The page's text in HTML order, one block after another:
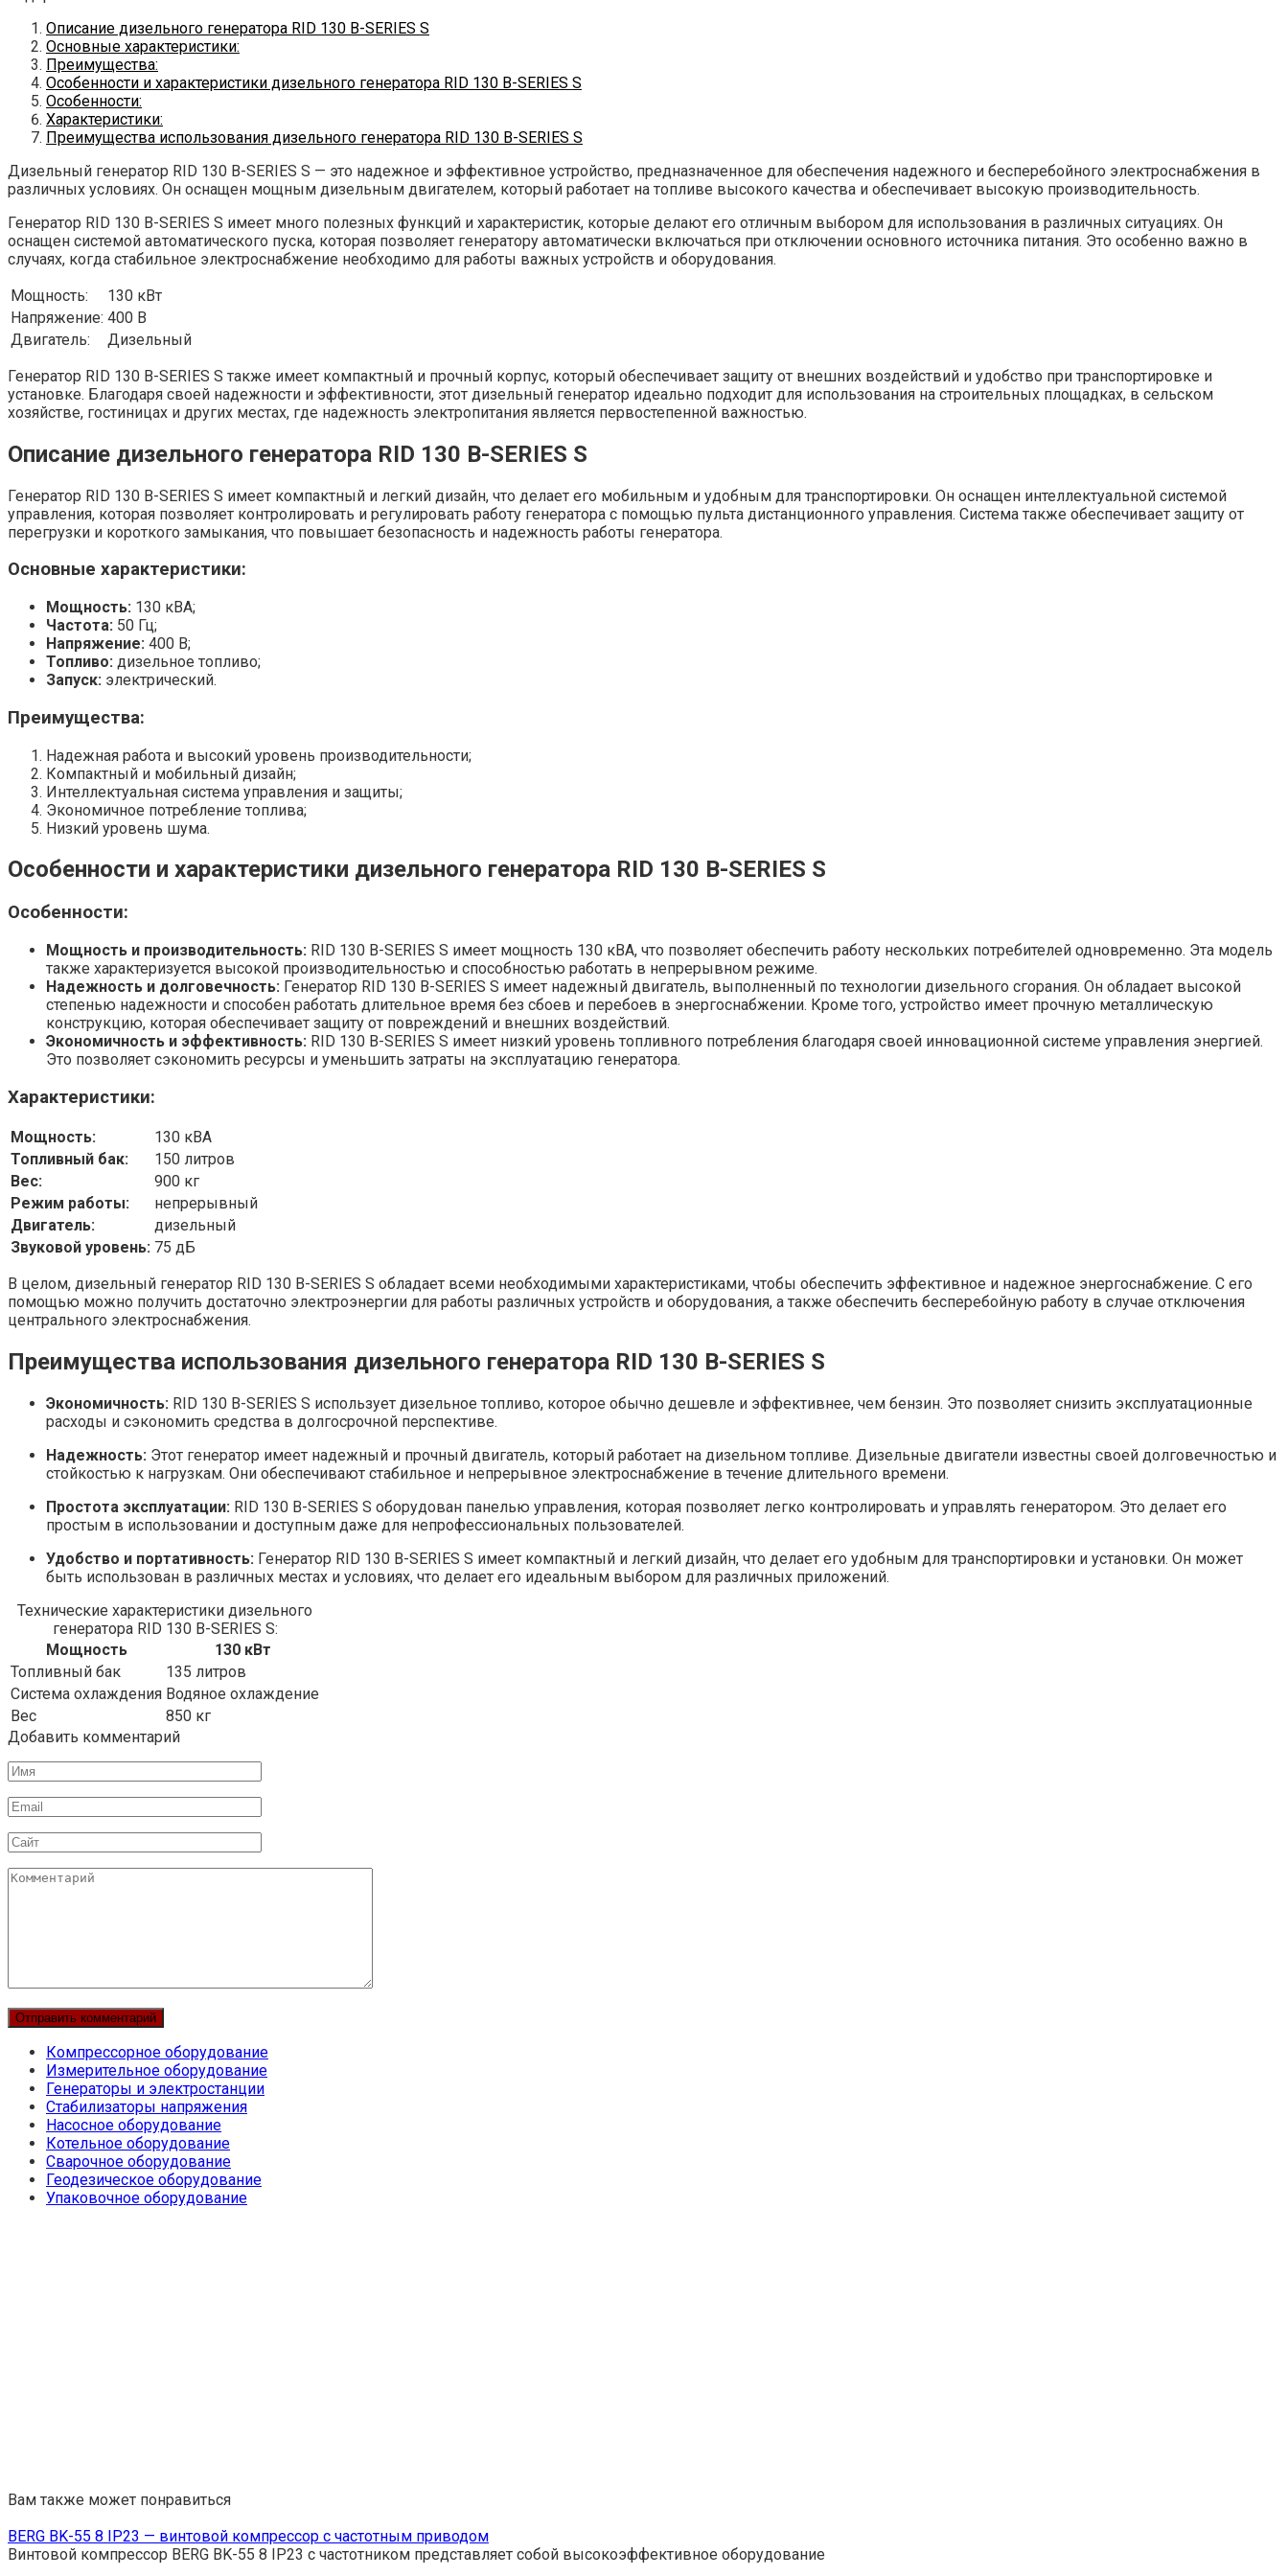
Описание дизельного генератора RID 130 В-SERIES S
Основные характеристики:
Преимущества:
Особенности и характеристики дизельного генератора RID 130 В-SERIES S
Особенности:
Характеристики:
Преимущества использования дизельного генератора RID 130 B-SERIES S
Дизельный генератор RID 130 В-SERIES S — это надежное и эффективное устройство, предназначенное для обеспечения надежного и бесперебойного электроснабжения в
различных условиях. Он оснащен мощным дизельным двигателем, который работает на топливе высокого качества и обеспечивает высокую производительность.
Генератор RID 130 В-SERIES S имеет много полезных функций и характеристик, которые делают его отличным выбором для использования в различных ситуациях. Он
оснащен системой автоматического пуска, которая позволяет генератору автоматически включаться при отключении основного источника питания. Это особенно важно в
случаях, когда стабильное электроснабжение необходимо для работы важных устройств и оборудования.
Мощность:
130 кВт
Напряжение: 400 В
Двигатель:
Дизельный
Генератор RID 130 В-SERIES S также имеет компактный и прочный корпус, который обеспечивает защиту от внешних воздействий и удобство при транспортировке и
установке. Благодаря своей надежности и эффективности, этот дизельный генератор идеально подходит для использования на строительных площадках, в сельском
хозяйстве, гостиницах и других местах, где надежность электропитания является первостепенной важностью.
Описание дизельного генератора RID 130 В-SERIES S
Генератор RID 130 В-SERIES S имеет компактный и легкий дизайн, что делает его мобильным и удобным для транспортировки. Он оснащен интеллектуальной системой
управления, которая позволяет контролировать и регулировать работу генератора с помощью пульта дистанционного управления. Система также обеспечивает защиту от
перегрузки и короткого замыкания, что повышает безопасность и надежность работы генератора.
Основные характеристики:
Мощность: 130 кВА;
Частота: 50 Гц;
Напряжение: 400 В;
Топливо: дизельное топливо;
Запуск: электрический.
Преимущества:
Надежная работа и высокий уровень производительности;
Компактный и мобильный дизайн;
Интеллектуальная система управления и защиты;
Экономичное потребление топлива;
Низкий уровень шума.
Особенности и характеристики дизельного генератора RID 130 В-SERIES S
Особенности:
Мощность и производительность: RID 130 В-SERIES S имеет мощность 130 кВА, что позволяет обеспечить работу нескольких потребителей одновременно. Эта модель
также характеризуется высокой производительностью и способностью работать в непрерывном режиме.
Надежность и долговечность: Генератор RID 130 В-SERIES S имеет надежный двигатель, выполненный по технологии дизельного сгорания. Он обладает высокой
степенью надежности и способен работать длительное время без сбоев и перебоев в энергоснабжении. Кроме того, устройство имеет прочную металлическую
конструкцию, которая обеспечивает защиту от повреждений и внешних воздействий.
Экономичность и эффективность: RID 130 В-SERIES S имеет низкий уровень топливного потребления благодаря своей инновационной системе управления энергией.
Это позволяет сэкономить ресурсы и уменьшить затраты на эксплуатацию генератора.
Характеристики:
Мощность:
130 кВА
Топливный бак:
150 литров
Вес:
900 кг
Режим работы:
непрерывный
Двигатель:
дизельный
Звуковой уровень: 75 дБ
В целом, дизельный генератор RID 130 В-SERIES S обладает всеми необходимыми характеристиками, чтобы обеспечить эффективное и надежное энергоснабжение. С его
помощью можно получить достаточно электроэнергии для работы различных устройств и оборудования, а также обеспечить бесперебойную работу в случае отключения
центрального электроснабжения.
Преимущества использования дизельного генератора RID 130 B-SERIES S
Экономичность: RID 130 B-SERIES S использует дизельное топливо, которое обычно дешевле и эффективнее, чем бензин. Это позволяет снизить эксплуатационные
расходы и сэкономить средства в долгосрочной перспективе.
Надежность: Этот генератор имеет надежный и прочный двигатель, который работает на дизельном топливе. Дизельные двигатели известны своей долговечностью и
стойкостью к нагрузкам. Они обеспечивают стабильное и непрерывное электроснабжение в течение длительного времени.
Простота эксплуатации: RID 130 B-SERIES S оборудован панелью управления, которая позволяет легко контролировать и управлять генератором. Это делает его
простым в использовании и доступным даже для непрофессиональных пользователей.
Удобство и портативность: Генератор RID 130 B-SERIES S имеет компактный и легкий дизайн, что делает его удобным для транспортировки и установки. Он может
быть использован в различных местах и условиях, что делает его идеальным выбором для различных приложений.
Технические характеристики дизельного
генератора RID 130 B-SERIES S:
Мощность
130 кВт
Топливный бак
135 литров
Система охлаждения Водяное охлаждение
Вес
850 кг
Добавить комментарий
Имя
Email
Сайт
Комментарий
Компрессорное оборудование
Измерительное оборудование
Генераторы и электростанции
Стабилизаторы напряжения
Насосное оборудование
Котельное оборудование
Сварочное оборудование
Геодезическое оборудование
Упаковочное оборудование
Вам также может понравиться
BERG BK-55 8 IP23 — винтовой компрессор с частотным приводом
Винтовой компрессор BERG BK-55 8 IP23 с частотником представляет собой высокоэффективное оборудование